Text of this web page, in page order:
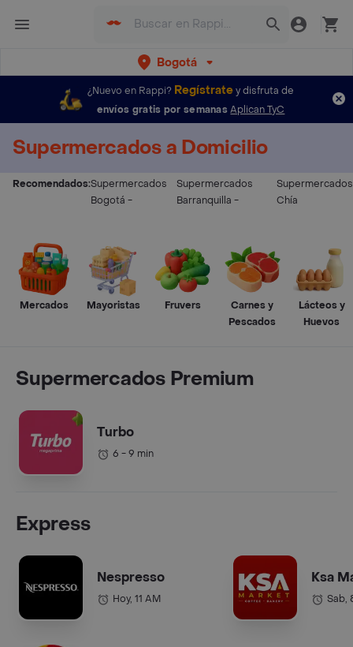
Bogotá
¿Nuevo en Rappi? Regístratey disfruta de
envíos gratis por semanas Aplican TyC
Supermercados a Domicilio
Recomendados:Supermercados
Bogotá -
Supermercados
Barranquilla -
Supermercados
Chía
Mercados Mayoristas Fruvers
Carnes y
Pescados
Lácteos y
Huevos
Supermercados Premium
Turbo
6 - 9 min
Express
Nespresso
Hoy, 11 AM
Ksa
Sab,